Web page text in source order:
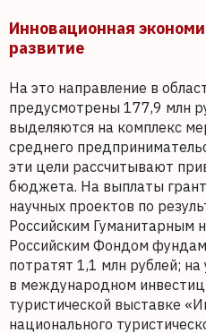
Инновационная
развитие
На это направление в
предусмотрены 177,9 млн
выделяются на комплекс
среднего
эти цели рассчитывают
бюджета. На выплаты
научных проектов по
Российским Гуманитарным
Российским Фондом
потратят 1,1 млн рублей; на
в международном
туристической выставке
национального